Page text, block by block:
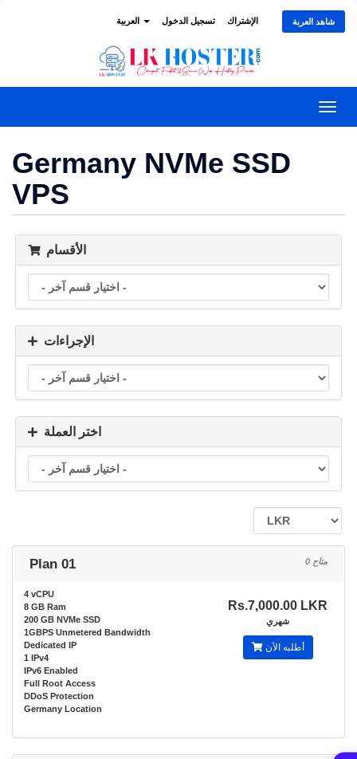
تسجيل الدخول الإشتراك شاهد العربة
تبديل
التنقل
Germany NVMe SSD
VPS
الأقسام
الإجراءات
اختر العملة
Plan 01 0 متاح
4 vCPU
8 GB Ram
200 GB NVMe SSD
1GBPS Unmetered Bandwidth
Dedicated IP
1 IPv4
IPv6 Enabled
Full Root Access
DDoS Protection
Germany Location
Rs.7,000.00 LKR
شهري
أطلبه الآن